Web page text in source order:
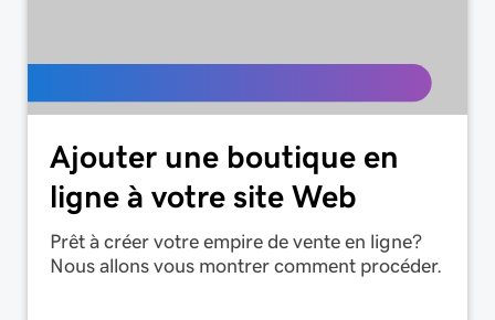
Ajouter une boutique en
ligne à votre site Web
Prêt à créer votre empire de vente en ligne?
Nous allons vous montrer comment procéder.